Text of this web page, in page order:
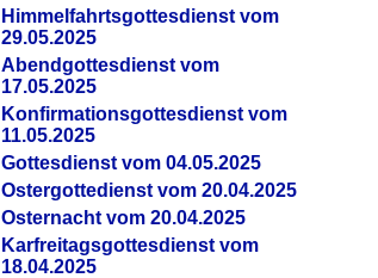
Himmelfahrtsgottesdienst vom
29.05.2025
Abendgottesdienst vom
17.05.2025
Konfirmationsgottesdienst vom
11.05.2025
Gottesdienst vom 04.05.2025
Ostergottedienst vom 20.04.2025
Osternacht vom 20.04.2025
Karfreitagsgottesdienst vom
18.04.2025